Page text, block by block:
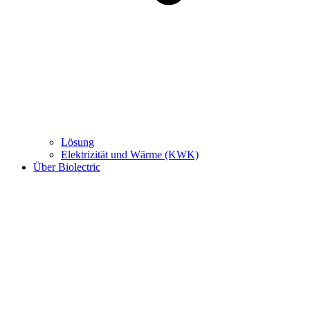
Lösung
Elektrizität und Wärme (KWK)
Über Biolectric